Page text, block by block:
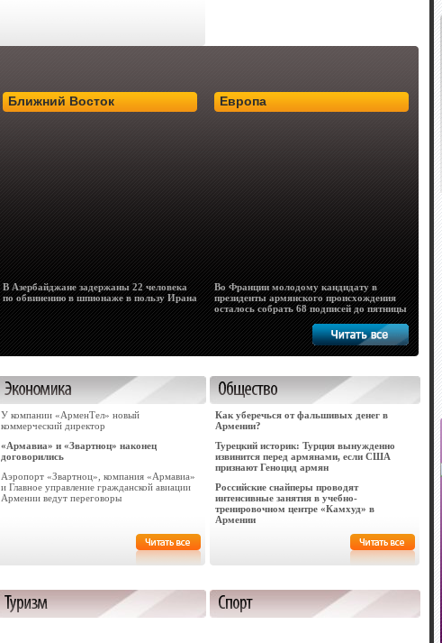
Ближний Восток
В Азербайджане задержаны 22 человека
по обвинению в шпионаже в пользу Ирана
Европа
Во Франции молодому кандидату в
президенты армянского происхождения
осталось собрать 68 подписей до пятницы
У компании «АрменТел» новый
коммерческий директор
«Армавиа» и «Звартноц» наконец
договорились
Аэропорт «Звартноц», компания «Армавиа»
и Главное управление гражданской авиации
Армении ведут переговоры
Как уберечься от фальшивых денег в
Армении?
Турецкий историк: Турция вынужденно
извинится перед армянами, если США
признают Геноцид армян
Российские снайперы проводят
интенсивные занятия в учебно-
тренировочном центре «Камхуд» в
Армении